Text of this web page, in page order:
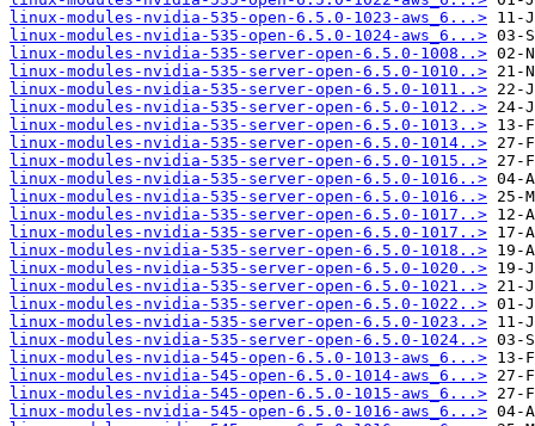
linux-modules-nvidia-535-open-6.5.0-1023-aws_6...>
linux-modules-nvidia-535-open-6.5.0-1024-aws_6...>
linux-modules-nvidia-535-server-open-6.5.0-1008..>
linux-modules-nvidia-535-server-open-6.5.0-1010..>
linux-modules-nvidia-535-server-open-6.5.0-1011..>
linux-modules-nvidia-535-server-open-6.5.0-1012..>
linux-modules-nvidia-535-server-open-6.5.0-1013..>
linux-modules-nvidia-535-server-open-6.5.0-1014..>
linux-modules-nvidia-535-server-open-6.5.0-1015..>
linux-modules-nvidia-535-server-open-6.5.0-1016..>
linux-modules-nvidia-535-server-open-6.5.0-1016..>
linux-modules-nvidia-535-server-open-6.5.0-1017..>
linux-modules-nvidia-535-server-open-6.5.0-1017..>
linux-modules-nvidia-535-server-open-6.5.0-1018..>
linux-modules-nvidia-535-server-open-6.5.0-1020..>
linux-modules-nvidia-535-server-open-6.5.0-1021..>
linux-modules-nvidia-535-server-open-6.5.0-1022..>
linux-modules-nvidia-535-server-open-6.5.0-1023..>
linux-modules-nvidia-535-server-open-6.5.0-1024..>
linux-modules-nvidia-545-open-6.5.0-1013-aws_6...>
linux-modules-nvidia-545-open-6.5.0-1014-aws_6...>
linux-modules-nvidia-545-open-6.5.0-1015-aws_6...>
linux-modules-nvidia-545-open-6.5.0-1016-aws_6...>